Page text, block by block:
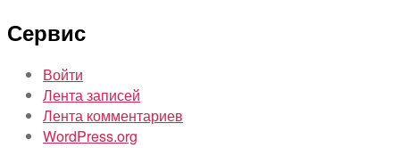
Сервис
Войти
Лента записей
Лента комментариев
WordPress.org